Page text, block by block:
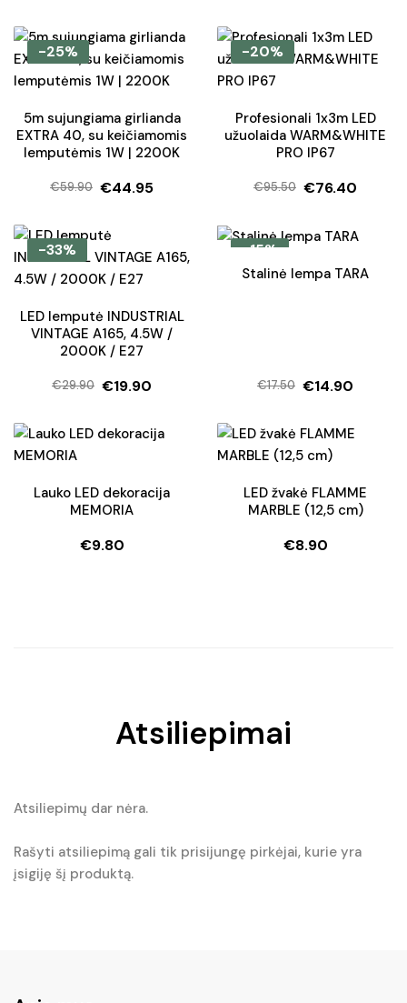
-25%
5m sujungiama girlianda
EXTRA 40, su keičiamomis
lemputėmis 1W | 2200K
€59.90
Original
was:
€59.90.
€44.95
Current
is:
€44.95.
-20%
Profesionali 1x3m LED
užuolaida WARM&WHITE
PRO IP67
€95.50
Original
was:
€95.50.
€76.40
Current
is:
€76.40.
-33%
LED lemputė INDUSTRIAL
VINTAGE A165, 4.5W /
2000K / E27
€29.90
Original
was:
€19.90
Current
is:
-15%
Stalinė lempa TARA
€17.50
Original
was:
€17.50.
€14.90
Current
is:
€14.90.
Lauko LED dekoracija
MEMORIA
€9.80
LED žvakė FLAMME
MARBLE (12,5 cm)
€8.90
Atsiliepimai
Atsiliepimų dar nėra.
Rašyti atsiliepimą gali tik prisijungę pirkėjai, kurie yra
įsigiję šį produktą.